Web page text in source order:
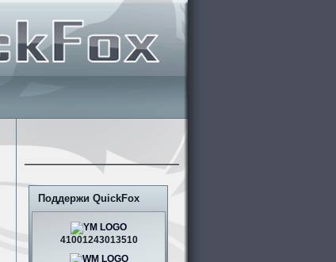
Поддержи QuickFox
41001243013510